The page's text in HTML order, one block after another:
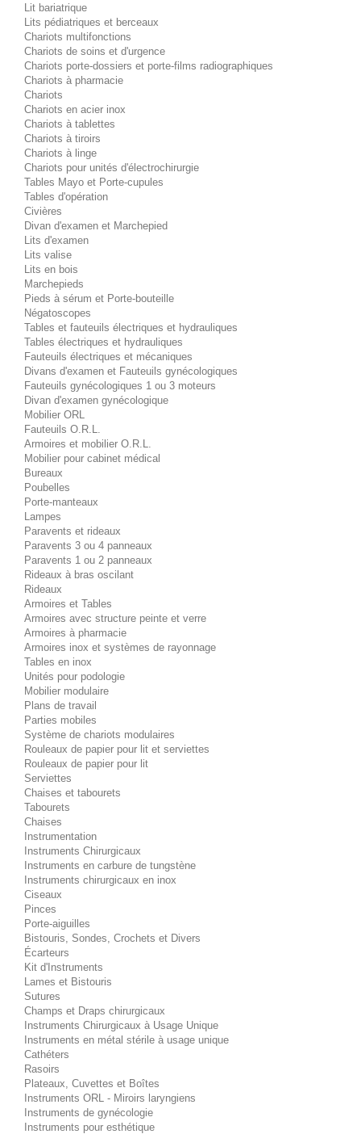
Lit bariatrique
Lits pédiatriques et berceaux
Chariots multifonctions
Chariots de soins et d'urgence
Chariots porte-dossiers et porte-films radiographiques
Chariots à pharmacie
Chariots
Chariots en acier inox
Chariots à tablettes
Chariots à tiroirs
Chariots à linge
Chariots pour unités d'électrochirurgie
Tables Mayo et Porte-cupules
Tables d'opération
Civières
Divan d'examen et Marchepied
Lits d'examen
Lits valise
Lits en bois
Marchepieds
Pieds à sérum et Porte-bouteille
Négatoscopes
Tables et fauteuils électriques et hydrauliques
Tables électriques et hydrauliques
Fauteuils électriques et mécaniques
Divans d'examen et Fauteuils gynécologiques
Fauteuils gynécologiques 1 ou 3 moteurs
Divan d'examen gynécologique
Mobilier ORL
Fauteuils O.R.L.
Armoires et mobilier O.R.L.
Mobilier pour cabinet médical
Bureaux
Poubelles
Porte-manteaux
Lampes
Paravents et rideaux
Paravents 3 ou 4 panneaux
Paravents 1 ou 2 panneaux
Rideaux à bras oscilant
Rideaux
Armoires et Tables
Armoires avec structure peinte et verre
Armoires à pharmacie
Armoires inox et systèmes de rayonnage
Tables en inox
Unités pour podologie
Mobilier modulaire
Plans de travail
Parties mobiles
Système de chariots modulaires
Rouleaux de papier pour lit et serviettes
Rouleaux de papier pour lit
Serviettes
Chaises et tabourets
Tabourets
Chaises
Instrumentation
Instruments Chirurgicaux
Instruments en carbure de tungstène
Instruments chirurgicaux en inox
Ciseaux
Pinces
Porte-aiguilles
Bistouris, Sondes, Crochets et Divers
Écarteurs
Kit d'Instruments
Lames et Bistouris
Sutures
Champs et Draps chirurgicaux
Instruments Chirurgicaux à Usage Unique
Instruments en métal stérile à usage unique
Cathéters
Rasoirs
Plateaux, Cuvettes et Boîtes
Instruments ORL - Miroirs laryngiens
Instruments de gynécologie
Instruments pour esthétique